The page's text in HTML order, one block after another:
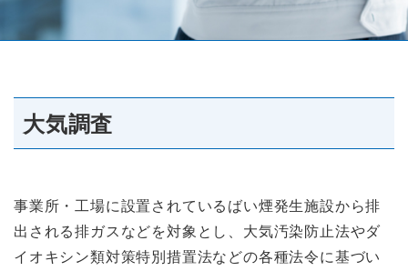
大気調査
事業所・工場に設置されているばい煙発生施設から排
出される排ガスなどを対象とし、大気汚染防止法やダ
イオキシン類対策特別措置法などの各種法令に基づい